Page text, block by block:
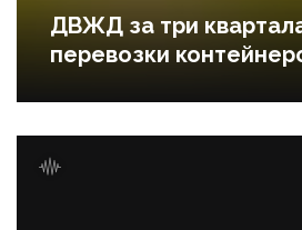
ДВЖД за три
перевозки